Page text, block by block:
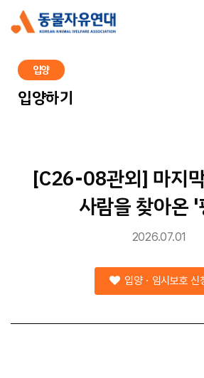
입양
입양하기
[C26-08관외] 마지
사람을 찾아온
2026.07.01
입양ㆍ임시보호 신